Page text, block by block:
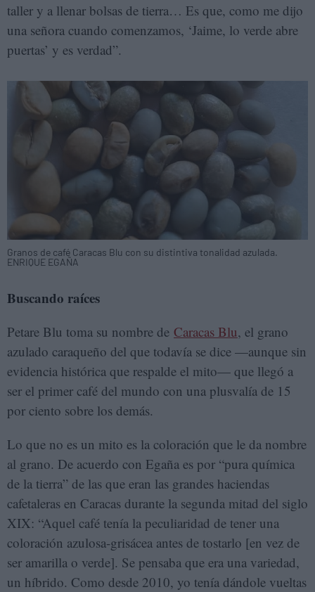
taller y a llenar bolsas de tierra… Es que, como me dijo
una señora cuando comenzamos, ‘Jaime, lo verde abre
puertas’ y es verdad”.
Granos de café Caracas Blu con su distintiva tonalidad azulada.
ENRIQUE EGAÑA
Buscando raíces
Petare Blu toma su nombre de Caracas Blu, el grano
azulado caraqueño del que todavía se dice —aunque sin
evidencia histórica que respalde el mito— que llegó a
ser el primer café del mundo con una plusvalía de 15
por ciento sobre los demás.
Lo que no es un mito es la coloración que le da nombre
al grano. De acuerdo con Egaña es por “pura química
de la tierra” de las que eran las grandes haciendas
cafetaleras en Caracas durante la segunda mitad del siglo
XIX: “Aquel café tenía la peculiaridad de tener una
coloración azulosa-grisácea antes de tostarlo [en vez de
ser amarilla o verde]. Se pensaba que era una variedad,
un híbrido. Como desde 2010, yo tenía dándole vueltas